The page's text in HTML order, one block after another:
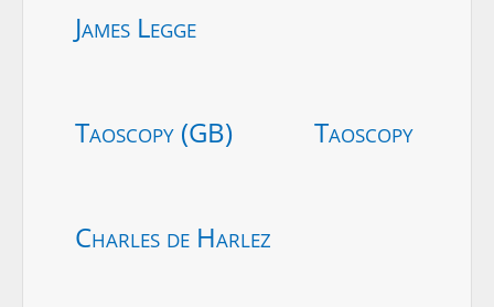
James Legge
Taoscopy (GB) Taoscopy
Charles de Harlez